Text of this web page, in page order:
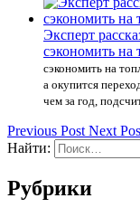
Эксперт
сэкономить на
сэкономить на
а окупится
чем за год,
Previous Post Next
Найти:
Рубрики